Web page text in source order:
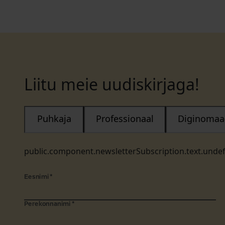
Liitu meie uudiskirjaga!
Puhkaja Professionaal
Eesnimi *
Perekonnanimi *